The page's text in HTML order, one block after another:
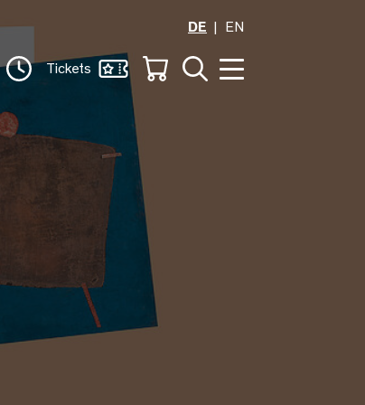
DE
EN
Tickets